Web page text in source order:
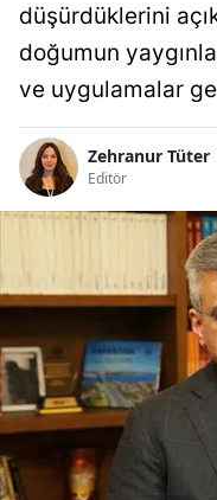
düşürdüklerini
doğumun
ve uygulamalar
Zehranur Tüter
Editör